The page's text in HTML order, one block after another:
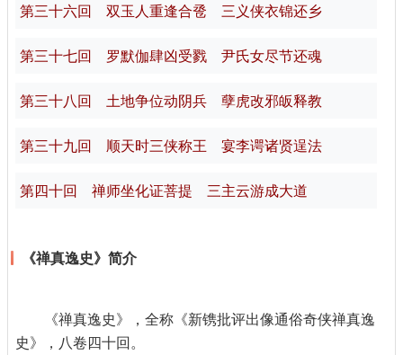
第三十六回 双玉人重逢合卺 三义侠衣锦还乡
第三十七回 罗默伽肆凶受戮 尹氏女尽节还魂
第三十八回 土地争位动阴兵 孽虎改邪皈释教
第三十九回 顺天时三侠称王 宴李谔诸贤逞法
第四十回 禅师坐化证菩提 三主云游成大道
《禅真逸史》简介
《禅真逸史》，全称《新镌批评出像通俗奇侠禅真逸
史》，八卷四十回。